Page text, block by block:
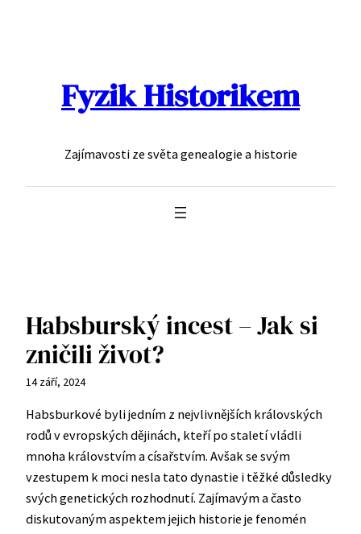
Fyzik Historikem
Zajímavosti ze světa genealogie a historie
Habsburský incest – Jak si
zničili život?
14 září, 2024
Habsburkové byli jedním z nejvlivnějších královských
rodů v evropských dějinách, kteří po staletí vládli
mnoha královstvím a císařstvím. Avšak se svým
vzestupem k moci nesla tato dynastie i těžké důsledky
svých genetických rozhodnutí. Zajímavým a často
diskutovaným aspektem jejich historie je fenomén